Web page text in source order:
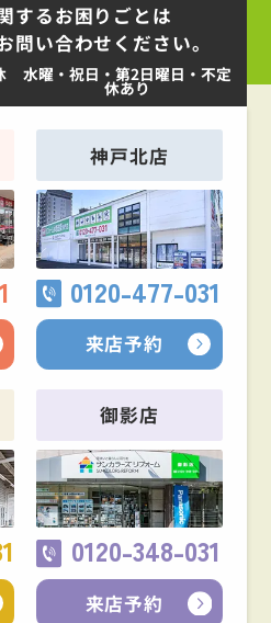
するお困りごとは
問い合わせください。
水曜・祝日・第2日曜日・不定
休あり
神戸北店
0120-477-031
来店予約
御影店
0120-348-031
来店予約